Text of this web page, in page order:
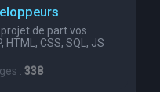
de part vos
HTML, CSS, SQL, JS
: 338